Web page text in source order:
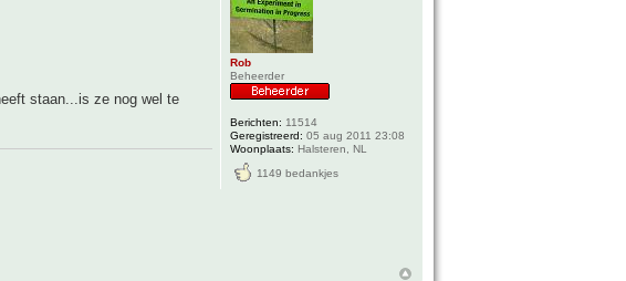
staan...is ze nog wel te
Rob
Beheerder
Berichten: 11514
Geregistreerd: 05 aug 2011 23:08
Woonplaats: Halsteren, NL
1149 bedankjes